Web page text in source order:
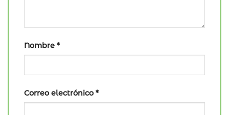
Nombre *
Correo electrónico *